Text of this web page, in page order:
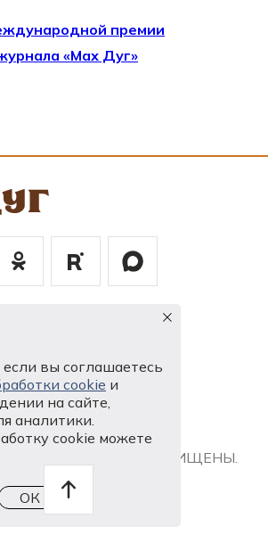
премии
«Мах Дуг»
Ныффыссут нӕм
Дуг. ВСЕ ПРАВА ЗАЩИЩЕНЫ.
вы соглашаетесь
cookie и
на сайте,
аналитики.
cookie можете
ОК